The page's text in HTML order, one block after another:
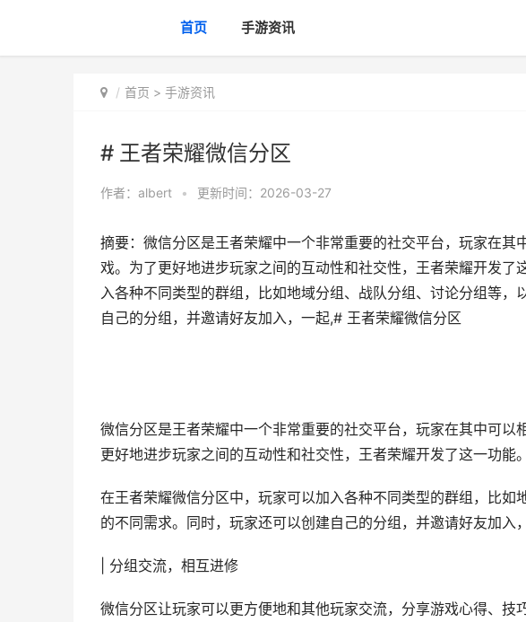
首页 手游资讯
首页 > 手游资讯
# 王者荣耀微信分区
作者： albert • 更新时间：2026-03-27
摘要：微信分区是王者荣耀中一个非常重要的社交平台，玩家在其
戏。为了更好地进步玩家之间的互动性和社交性，王者荣耀开发了
入各种不同类型的群组，比如地域分组、战队分组、讨论分组等
自己的分组，并邀请好友加入，一起,# 王者荣耀微信分区
微信分区是王者荣耀中一个非常重要的社交平台，玩家在其中可以
更好地进步玩家之间的互动性和社交性，王者荣耀开发了这一功能。
在王者荣耀微信分区中，玩家可以加入各种不同类型的群组，比如
的不同需求。同时，玩家还可以创建自己的分组，并邀请好友加入
| 分组交流，相互进修
微信分区让玩家可以更方便地和其他玩家交流，分享游戏心得、